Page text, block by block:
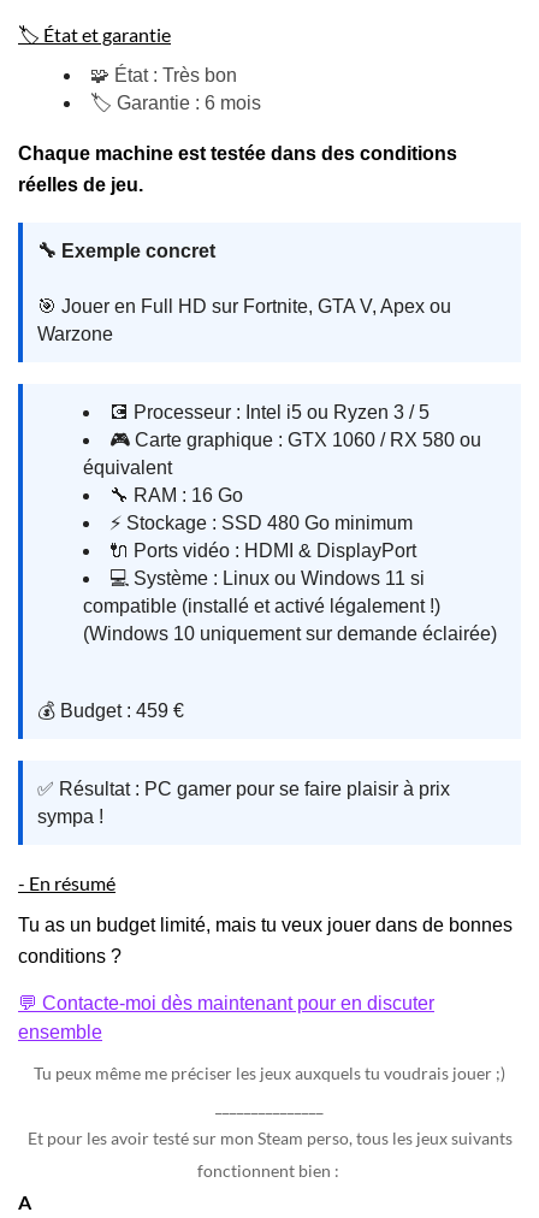
🏷️ État et garantie
🧩 État : Très bon
🏷️ Garantie : 6 mois
Chaque machine est testée dans des conditions
réelles de jeu.
🔧 Exemple concret
🎯 Jouer en Full HD sur Fortnite, GTA V, Apex ou
Warzone
💽 Processeur : Intel i5 ou Ryzen 3 / 5
🎮 Carte graphique : GTX 1060 / RX 580 ou
équivalent
🔧 RAM : 16 Go
⚡ Stockage : SSD 480 Go minimum
🔌 Ports vidéo : HDMI & DisplayPort
💻 Système : Linux ou Windows 11 si
compatible (installé et activé légalement !)
(Windows 10 uniquement sur demande éclairée)
💰 Budget : 459 €
✅ Résultat : PC gamer pour se faire plaisir à prix
sympa !
- En résumé
Tu as un budget limité, mais tu veux jouer dans de bonnes
conditions ?
💬 Contacte-moi dès maintenant pour en discuter
ensemble
Tu peux même me préciser les jeux auxquels tu voudrais jouer ;)
Et pour les avoir testé sur mon Steam perso, tous les jeux suivants
fonctionnent bien :
A